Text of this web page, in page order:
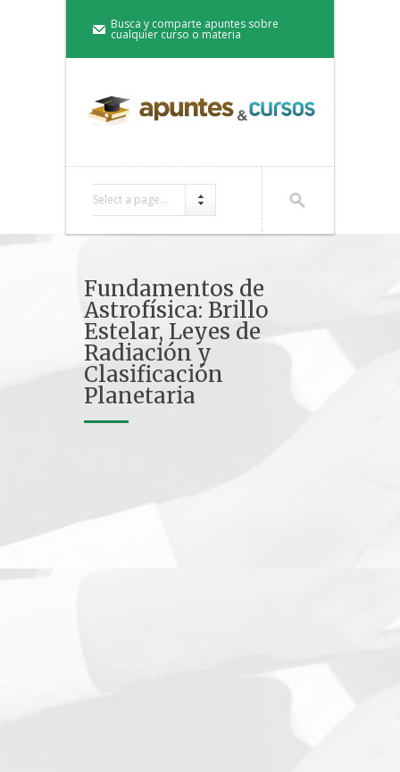
Busca y comparte apuntes sobre
cualquier curso o materia
Select a page...
Fundamentos de
Astrofísica: Brillo
Estelar, Leyes de
Radiación y
Clasificación
Planetaria